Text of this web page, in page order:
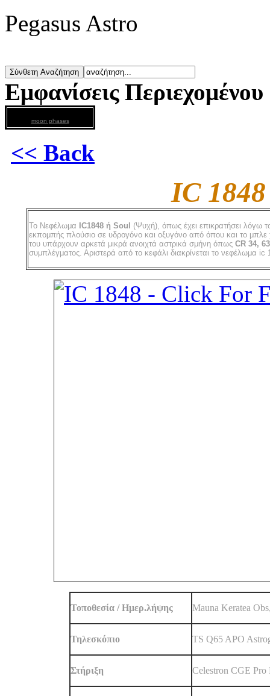
Pegasus Astro
Εμφανίσεις Περιεχομένου
moon phases
<< Back
IC
To Νεφέλωμα ΙC1848 ή Soul
(Ψυχή), όπως έχει επικρατήσει λόγω
εκπομπής πλούσιο σε υδρογόνο και οξυγόνο από όπου και το
του υπάρχουν αρκετά μικρά ανοιχτά αστρικά σμήνη όπως CR 34,
συμπλέγματος. Αριστερά από το κεφάλι διακρίνεται το
Τοποθεσία / Ημερ.λήψης Mauna Keratea
Τηλεσκόπιο TS Q65 APO
Στήριξη Celestron CGE